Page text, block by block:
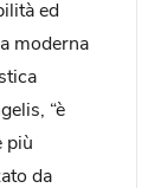
ed
moderna
“è
più
da